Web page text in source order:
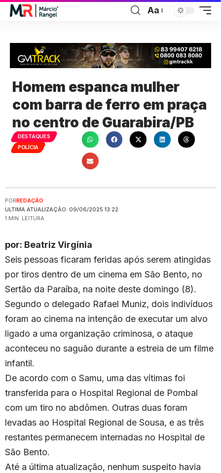
Aa
Homem espanca mulher
com barra de ferro em praça
no centro de Guarabira/PB
DESTAQUES
POLÍCIA
ULTIMA ATUALIZAÇÃO: 09/06/2025 13:22
PORREDAÇÃO
1 MIN. LEITURA
por: Beatriz Virgínia
Seis pessoas ficaram feridas após serem atingidas
por tiros dentro de um cinema em São Bento, no
Sertão da Paraíba, na noite deste domingo (8).
Segundo o delegado Rafael Muniz, dois indivíduos
foram ao cinema na intenção de executar um alvo
ligado a uma organização criminosa, o ataque
aconteceu no saguão durante a estreia de um filme
infantil.
De acordo com o Samu, uma das vítimas foi
transferida para o Hospital Regional de Pombal
com um tiro no abdômen. Outras duas foram
levadas ao Hospital Regional de Sousa, e as três
restantes permanecem internadas no Hospital de
São Bento.
Até a última atualização, nenhum suspeito havia